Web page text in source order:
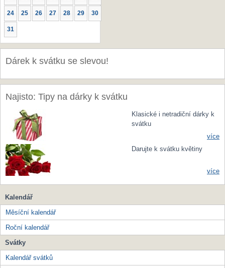
24 25 26 27 28 29 30
31
Dárek k svátku se slevou!
Najisto: Tipy na dárky k svátku
Klasické i netradiční dárky k
svátku
více
Darujte k svátku květiny
více
Kalendář
Měsíční kalendář
Roční kalendář
Svátky
Kalendář svátků